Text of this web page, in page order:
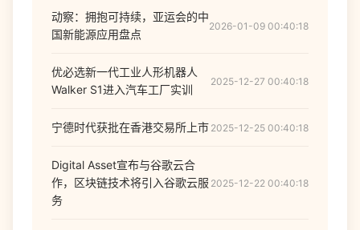
动察：拥抱可持续，亚运会的中
国新能源应用盘点
2026-01-09 00:40:18
优必选新一代工业人形机器人
Walker S1进入汽车工厂实训
2025-12-27 00:40:18
宁德时代获批在香港交易所上市 2025-12-25 00:40:18
Digital Asset宣布与谷歌云合
作，区块链技术将引入谷歌云服
务
2025-12-22 00:40:18